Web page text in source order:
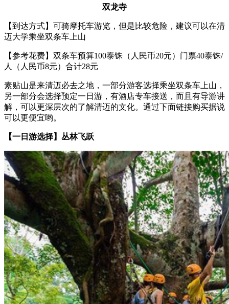
双龙寺
【到达方式】可骑摩托车游览，但是比较危险，建议可以在清
迈大学乘坐双条车上山
【参考花费】双条车预算100泰铢（人民币20元）门票40泰铢/
人（人民币8元）合计28元
素贴山是来清迈必去之地，一部分游客选择乘坐双条车上山，
另一部分会选择预定一日游，有酒店专车接送，而且有导游讲
解，可以更深层次的了解清迈的文化。通过下面链接购买据说
可以更便宜哟。
【一日游选择】丛林飞跃